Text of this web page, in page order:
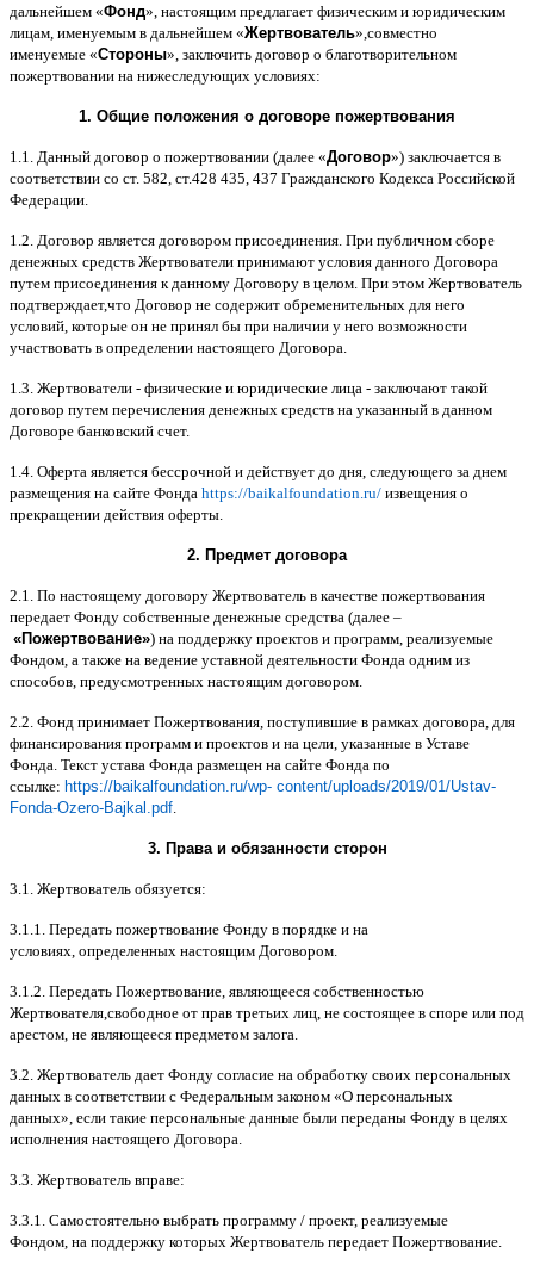
дальнейшем «Фонд», настоящим предлагает физическим и юридическим
лицам именуемым в дальнейшем «Жертвователь», совместно
именуемые «Стороны», заключить договор o благотворительном
пожертвовании на нижеследующих условиях:
1. Общие положения o договоре пожертвования
1.1. Данный договор о пожертвовании (далее «Договор») заключается в
соответствии со ст. 582, ст.428 435, 437 Гражданского Кодекса Российской
Федерации
1.2. Договор является договором присоединения При публичном сборе
денежных средств Жертвователи принимают условия данного Договора
путем присоединения к данному Договору в целом При этом Жертвователь
подтверждает,что Договор не содержит обременительных для него
условий которые он не принял бы при наличии у него возможности
участвовать в определении настоящего Договора
1.3. Жертвователи - физические и юридические лица - заключают такой
договор путем перечисления денежных средств на указанный в данном
Договоре банковский счет.
1.4. Оферта является бессрочной и действует до дня следующего за днем
размещения на сайте Фонда https://baikalfoundation.ru/ извещения о
прекращении действия оферты
2. Предмет договора
2.1. По настоящему договору Жертвователь в качестве пожертвования
передает Фонду собственные денежные средства (далее –
«Пожертвование») на поддержку проектов и программ реализуемые
Фондом а также на ведение уставной деятельности Фонда одним из
способов предусмотренных настоящим договором
2.2. Фонд принимает Пожертвования поступившие в рамках договора для
финансирования программ и проектов и на цели указанные в Уставе
Фонда Текст устава Фонда размещен на сайте Фонда по
ссылке: https://baikalfoundation.ru/wp- content/uploads/2019/01/Ustav-
Fonda-Ozero-Bajkal.pdf
3. Права и обязанности сторон
3.1. Жертвователь обязуется:
3.1.1. Передать пожертвование Фонду в порядке и на
условиях определенных настоящим Договором
3.1.2. Передать Пожертвование являющееся собственностью
Жертвователя свободное от прав третьих лиц не состоящее в споре или под
арестом не являющееся предметом залога
3.2. Жертвователь дает Фонду согласие на обработку своих персональных
данных в соответствии с Федеральным законом «О персональных
данных», если такие персональные данные были переданы Фонду в целях
исполнения настоящего Договора
3.3. Жертвователь вправе:
3.3.1. Самостоятельно выбрать программу / проект, реализуемые
Фондом на поддержку которых Жертвователь передает Пожертвование